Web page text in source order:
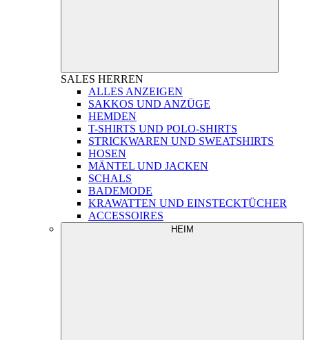
SALES HERREN
ALLES ANZEIGEN
SAKKOS UND ANZÜGE
HEMDEN
T-SHIRTS UND POLO-SHIRTS
STRICKWAREN UND SWEATSHIRTS
HOSEN
MÄNTEL UND JACKEN
SCHALS
BADEMODE
KRAWATTEN UND EINSTECKTÜCHER
ACCESSOIRES
HEIM